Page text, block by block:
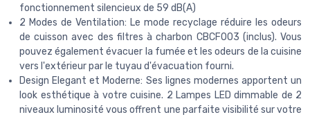
fonctionnement silencieux de 59 dB(A)
2 Modes de Ventilation: Le mode recyclage réduire les odeurs
de cuisson avec des filtres à charbon CBCF003 (inclus). Vous
pouvez également évacuer la fumée et les odeurs de la cuisine
vers l'extérieur par le tuyau d'évacuation fourni.
Design Elegant et Moderne: Ses lignes modernes apportent un
look esthétique à votre cuisine. 2 Lampes LED dimmable de 2
niveaux luminosité vous offrent une parfaite visibilité sur votre